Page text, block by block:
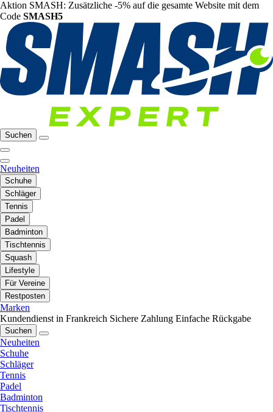
Aktion SMASH: Zusätzliche -5% auf die gesamte Website mit dem
Code SMASH5
Suchen
Neuheiten
Schuhe
Schläger
Tennis
Padel
Badminton
Tischtennis
Squash
Lifestyle
Für Vereine
Restposten
Marken
Kundendienst in Frankreich Sichere Zahlung Einfache Rückgabe
Suchen
Neuheiten
Schuhe
Schläger
Tennis
Padel
Badminton
Tischtennis